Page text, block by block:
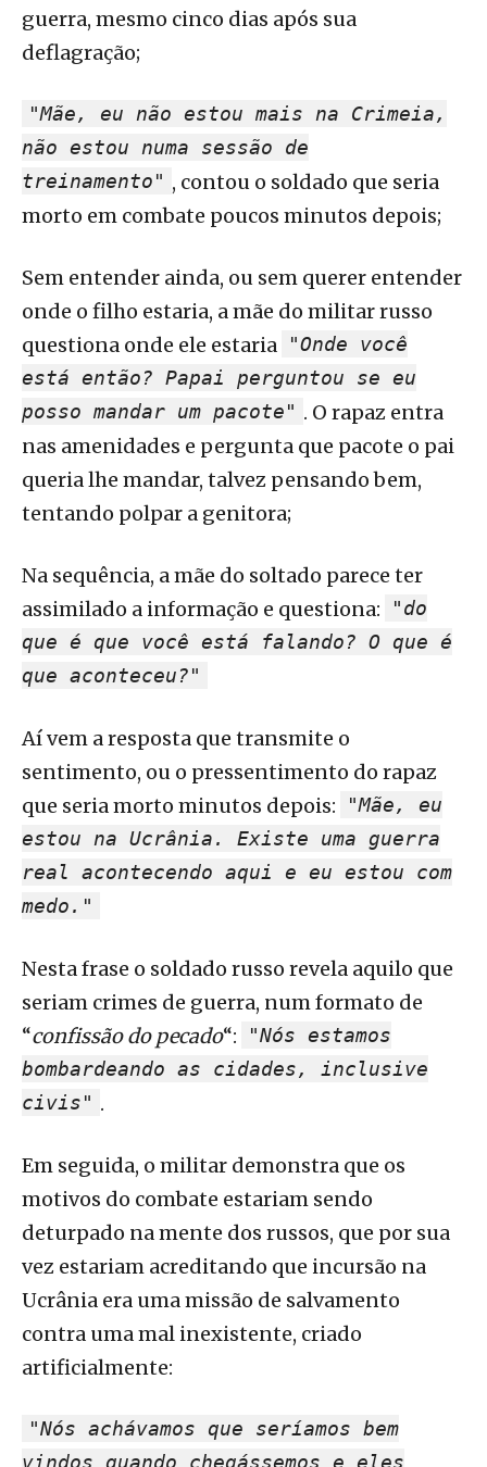
guerra, mesmo cinco dias após sua
deflagração;
"Mãe, eu não estou mais na Crimeia,
não estou numa sessão de
treinamento" , contou o soldado que seria
morto em combate poucos minutos depois;
Sem entender ainda, ou sem querer entender
onde o filho estaria, a mãe do militar russo
questiona onde ele estaria
"Onde você
está então? Papai perguntou se eu
posso mandar um pacote" . O rapaz entra
nas amenidades e pergunta que pacote o pai
queria lhe mandar, talvez pensando bem,
tentando polpar a genitora;
Na sequência, a mãe do soltado parece ter
assimilado a informação e questiona:
"do
que é que você está falando? O que é
que aconteceu?"
Aí vem a resposta que transmite o
sentimento, ou o pressentimento do rapaz
que seria morto minutos depois:
"Mãe, eu
estou na Ucrânia. Existe uma guerra
real acontecendo aqui e eu estou com
medo."
Nesta frase o soldado russo revela aquilo que
seriam crimes de guerra, num formato de
“confissão do pecado“:
"Nós estamos
bombardeando as cidades, inclusive
civis" .
Em seguida, o militar demonstra que os
motivos do combate estariam sendo
deturpado na mente dos russos, que por sua
vez estariam acreditando que incursão na
Ucrânia era uma missão de salvamento
contra uma mal inexistente, criado
artificialmente:
"Nós achávamos que seríamos bem
vindos quando chegássemos e eles